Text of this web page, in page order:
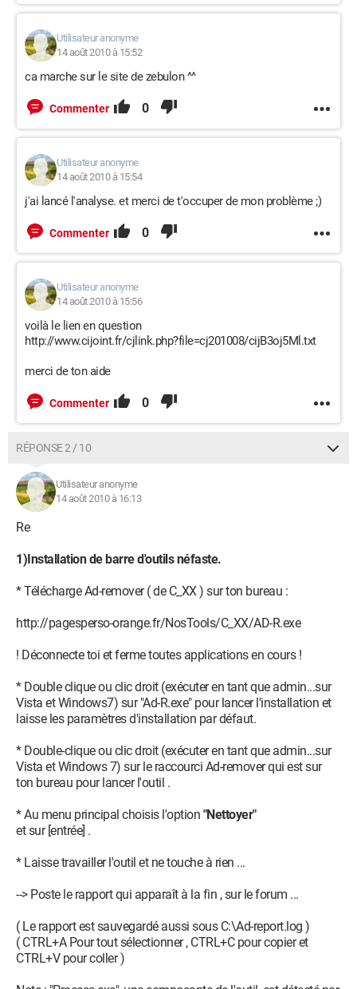
Utilisateur anonyme
14 août 2010 à 15:52
ca marche sur le site de zebulon ^^
Commenter 0
Utilisateur anonyme
14 août 2010 à 15:54
j'ai lancé l'analyse. et merci de t'occuper de mon problème ;)
Commenter 0
Utilisateur anonyme
14 août 2010 à 15:56
voilà le lien en question
http://www.cijoint.fr/cjlink.php?file=cj201008/cijB3oj5Ml.txt
merci de ton aide
Commenter 0
RÉPONSE 2 / 10
Utilisateur anonyme
14 août 2010 à 16:13
Re
1)Installation de barre d'outils néfaste.
* Télécharge Ad-remover ( de C_XX ) sur ton bureau :
http://pagesperso-orange.fr/NosTools/C_XX/AD-R.exe
! Déconnecte toi et ferme toutes applications en cours !
* Double clique ou clic droit (exécuter en tant que admin...sur
Vista et Windows7) sur "Ad-R.exe" pour lancer l'installation et
laisse les paramètres d'installation par défaut.
* Double-clique ou clic droit (exécuter en tant que admin...sur
Vista et Windows 7) sur le raccourci Ad-remover qui est sur
ton bureau pour lancer l'outil .
* Au menu principal choisis l'option "Nettoyer"
et sur [entrée] .
* Laisse travailler l'outil et ne touche à rien ...
--> Poste le rapport qui apparaît à la fin , sur le forum ...
( Le rapport est sauvegardé aussi sous C:\Ad-report.log )
( CTRL+A Pour tout sélectionner , CTRL+C pour copier et
CTRL+V pour coller )